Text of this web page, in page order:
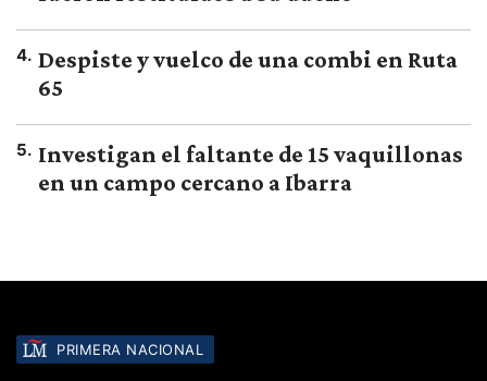
4. Despiste y vuelco de una combi en Ruta
65
5. Investigan el faltante de 15 vaquillonas
en un campo cercano a Ibarra
PRIMERA NACIONAL